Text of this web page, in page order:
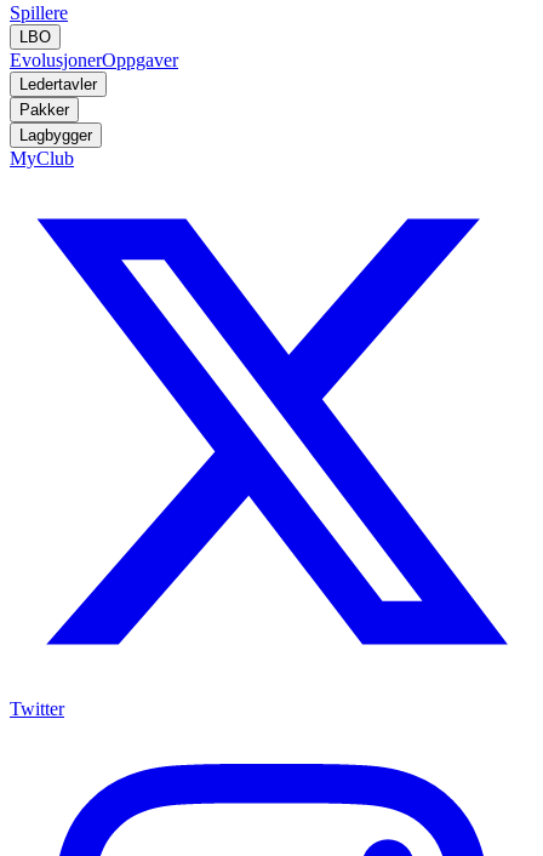
Spillere
LBO
EvolusjonerOppgaver
Ledertavler
Pakker
Lagbygger
MyClub
Twitter